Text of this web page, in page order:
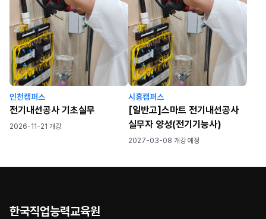
인천캠퍼스
전기내선공사 기초실무
2026-11-21 개강
시흥캠퍼스
[일반고]스마트 전기내선공사
실무자 양성(전기기능사)
2027-03-08 개강 예정
한국직업능력교육원